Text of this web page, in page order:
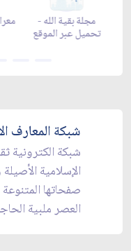
زاد شهر رمضان -
تحميل عبر الموقع
شبكة المعارف
شبكة الكترونية
الإسلامية
صفحاتها
العصر ملبية